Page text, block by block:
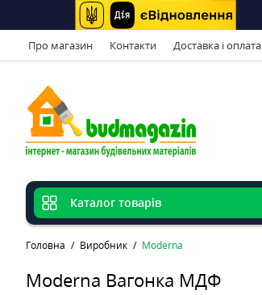
Про магазин Контакти Доставка і оплата
Головна Виробник Moderna
Moderna Вагонка МДФ
Каталог товарів